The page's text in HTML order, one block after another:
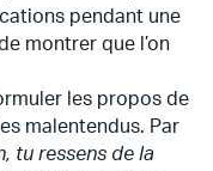
pendant une
montrer que l’on
les propos de
malentendus. Par
tu ressens de la